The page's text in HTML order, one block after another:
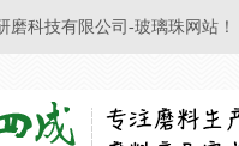
磨科技有限公司-玻璃珠网站！